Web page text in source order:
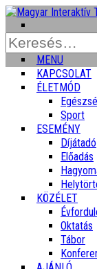
Keresés:
MENU
KAPCSOLAT
ÉLETMÓD
Sport
ESEMÉNY
Díjátadó
Előadás
KÖZÉLET
Oktatás
Tábor